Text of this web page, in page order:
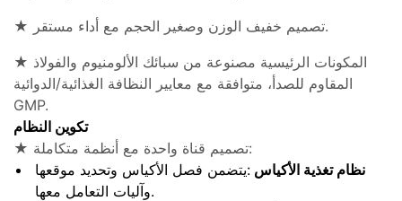
★ تصميم خفيف الوزن وصغير الحجم مع أداء مستقر.
★ المكونات الرئيسية مصنوعة من سبائك الألومنيوم والفولاذ
المقاوم للصدأ، متوافقة مع معايير النظافة الغذائية/الدوائية
GMP.
تكوين النظام
★ تصميم قناة واحدة مع أنظمة متكاملة:
نظام تغذية الأكياس :يتضمن فصل الأكياس وتحديد موقعها
وآليات التعامل معها.